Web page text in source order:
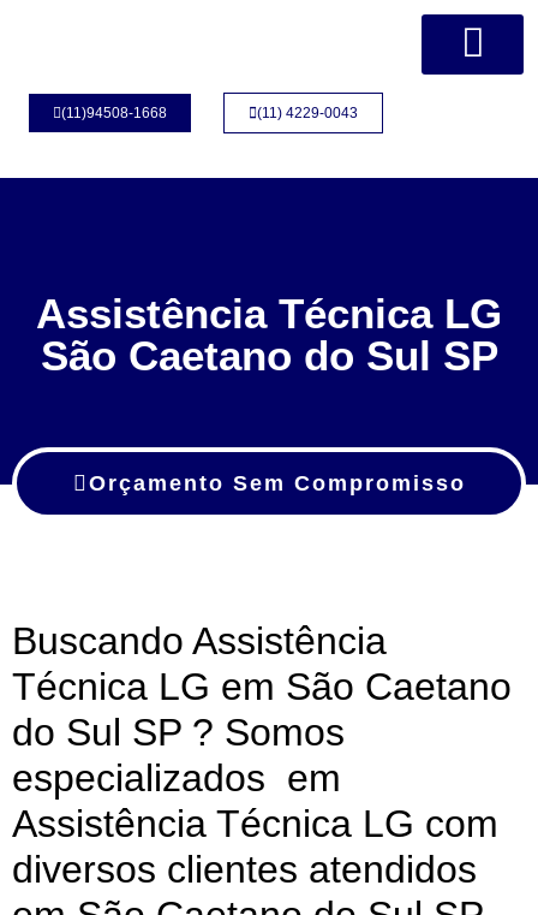
(11)94508-1668 (11) 4229-0043
Assistência Técnica LG
São Caetano do Sul SP
Orçamento Sem Compromisso
Buscando Assistência
Técnica LG em São Caetano
do Sul SP ? Somos
especializados em
Assistência Técnica LG com
diversos clientes atendidos